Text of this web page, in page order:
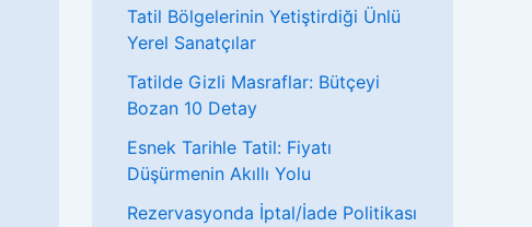
Tatil Bölgelerinin Yetiştirdiği Ünlü
Yerel Sanatçılar
Tatilde Gizli Masraflar: Bütçeyi
Bozan 10 Detay
Esnek Tarihle Tatil: Fiyatı
Düşürmenin Akıllı Yolu
Rezervasyonda İptal/İade Politikası